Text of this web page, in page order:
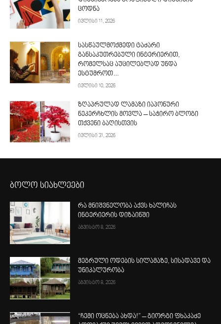
ცოდნა
ივლისი 11, 2026
სასწაულმოქმედი ტაძარი
განსაკუთრებული ინტერიერით,
რომელსაც აუცილებლად უნდა
ესტუმროთ…
ივლისი 10, 2026
ზღაპრულად ლამაზი იაპონური
ნეკერჩხლის მოვლა – საჭირო ბლოგი
თქვენი ბაღისთვის
ივლისი 31, 2026
ბოლო სიახლეები
რა მნიშვნელობა აქვს ხალიჩას
ინტერიერის დიზაინში
აგვისტო 8, 2026
მეგრული ოდების სილამაზე, სისადავე და
უნიკალურობა
აგვისტო 8, 2026
“ჩემი ოცნება ახდა!” – გიორგი ფხაკაძე